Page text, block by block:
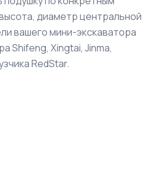
диаметр центральной
вашего мини-экскаватора
Shifeng, Xingtai, Jinma,
RedStar.